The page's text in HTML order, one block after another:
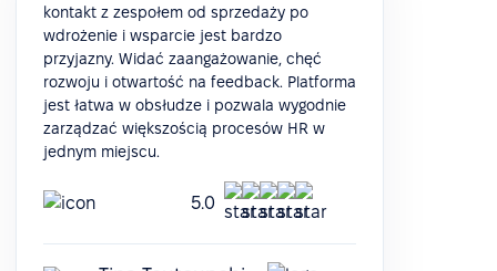
kontakt z zespołem od sprzedaży po
wdrożenie i wsparcie jest bardzo
przyjazny. Widać zaangażowanie, chęć
rozwoju i otwartość na feedback. Platforma
jest łatwa w obsłudze i pozwala wygodnie
zarządzać większością procesów HR w
jednym miejscu.
5.0